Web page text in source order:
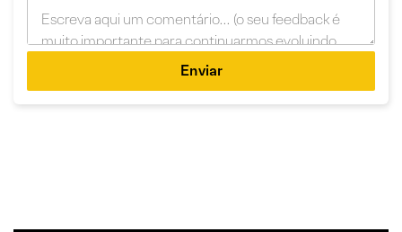
Enviar